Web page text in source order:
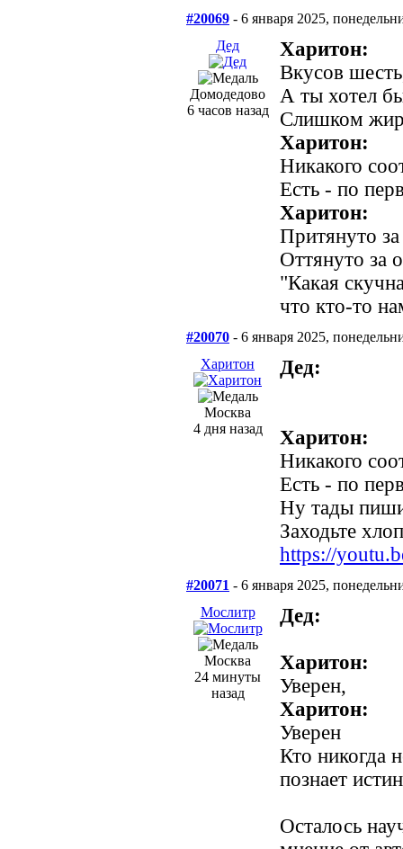
#20069 - 6 января 2025,
Дед
Домодедово
6 часов назад
Харитон:
Вкусов
А ты хотел
Слишком
Харитон:
Никакого
Есть - по
Харитон:
Притянуто
Оттянуто за
"Какая
что кто-то
#20070 - 6 января 2025,
Харитон
Москва
4 дня назад
Дед:
Харитон:
Никакого
Есть - по
Ну тады
Заходьте
https://
#20071 - 6 января 2025,
Мослитр
Москва
24 минуты
назад
Дед:
Харитон:
Уверен,
Харитон:
Уверен
Кто никогда
познает
Осталось